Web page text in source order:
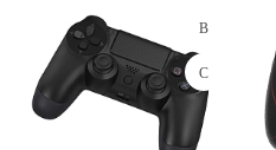
Черный
Наличие в магазинах
Pаспределительный